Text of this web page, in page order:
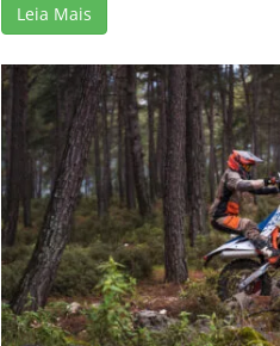
Leia Mais